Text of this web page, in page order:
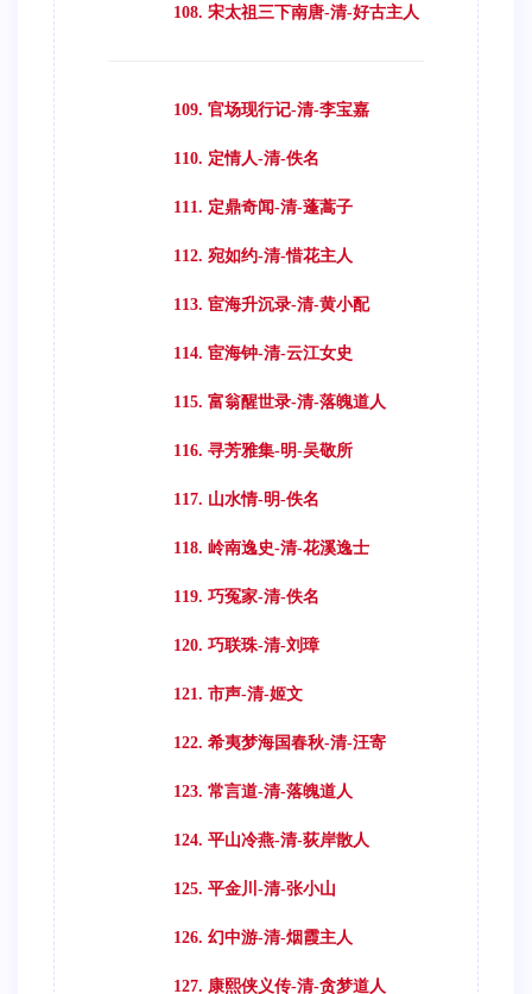
108. 宋太祖三下南唐-清-好古主人
109. 官场现行记-清-李宝嘉
110. 定情人-清-佚名
111. 定鼎奇闻-清-蓬蒿子
112. 宛如约-清-惜花主人
113. 宦海升沉录-清-黄小配
114. 宦海钟-清-云江女史
115. 富翁醒世录-清-落魄道人
116. 寻芳雅集-明-吴敬所
117. 山水情-明-佚名
118. 岭南逸史-清-花溪逸士
119. 巧冤家-清-佚名
120. 巧联珠-清-刘璋
121. 市声-清-姬文
122. 希夷梦海国春秋-清-汪寄
123. 常言道-清-落魄道人
124. 平山冷燕-清-荻岸散人
125. 平金川-清-张小山
126. 幻中游-清-烟霞主人
127. 康熙侠义传-清-贪梦道人